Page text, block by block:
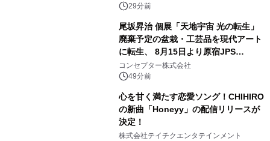
第1話期間限定公開！CS衛星劇場
29分前
尾坂昇治 個展「天地宇宙 光の転生」
廃棄予定の盆栽・工芸品を現代アート
に転生、 8月15日より原宿JPS
Galleryにて約30点を展示
コンセプター株式会社
49分前
心を甘く満たす恋愛ソング！CHIHIRO
の新曲「Honeyy」の配信リリースが
決定！
株式会社テイチクエンタテインメント